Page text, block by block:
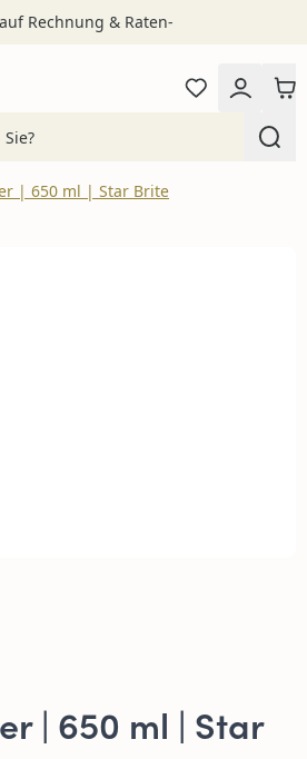
Rechnung & Raten-
| 650 ml | Star Brite
| 650 ml | Star